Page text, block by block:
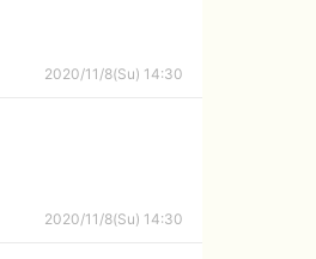
2020/11/8(Su) 14:30
2020/11/8(Su) 14:30